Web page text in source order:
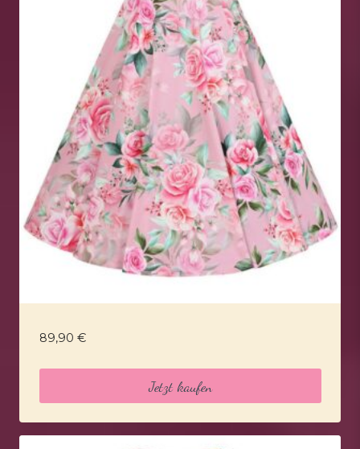
89,90 €
Jetzt kaufen